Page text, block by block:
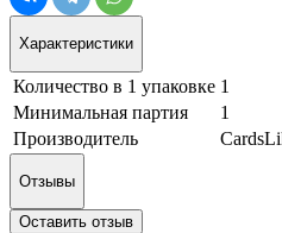
Характеристики
Количество в 1 упаковке 1
Минимальная партия
1
Производитель
Отзывы
Оставить отзыв